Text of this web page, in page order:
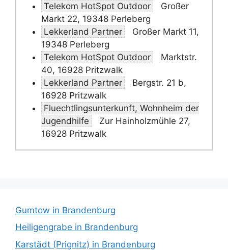
Telekom HotSpot Outdoor
Großer
Markt 22, 19348 Perleberg
Lekkerland Partner
Großer Markt 11,
19348 Perleberg
Telekom HotSpot Outdoor
Marktstr.
40, 16928 Pritzwalk
Lekkerland Partner
Bergstr. 21 b,
16928 Pritzwalk
Fluechtlingsunterkunft, Wohnheim der
Jugendhilfe
Zur Hainholzmühle 27,
16928 Pritzwalk
Gumtow in Brandenburg
Heiligengrabe in Brandenburg
Karstädt (Prignitz) in Brandenburg